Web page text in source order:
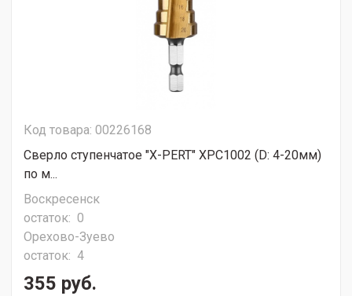
Код товара: 00226168
Сверло ступенчатое "X-PERT" XPC1002 (D: 4-20мм)
по м...
Воскресенск
остаток: 0
Орехово-Зуево
остаток: 4
355 руб.